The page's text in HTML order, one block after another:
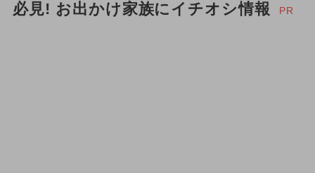
必見! お出かけ家族にイチオシ情報 PR